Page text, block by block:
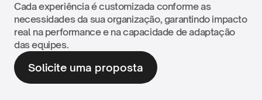
Cada experiência é customizada conforme as
necessidades da sua organização, garantindo impacto
real na performance e na capacidade de adaptação
das equipes.
Solicite uma proposta